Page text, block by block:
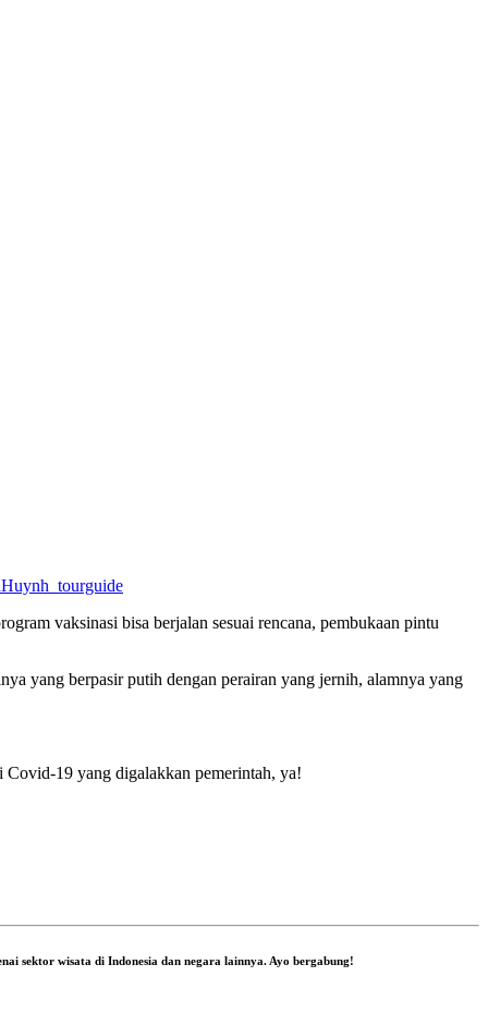
vaksinasi bisa berjalan sesuai rencana, pembukaan pintu
yang berpasir putih dengan perairan yang jernih, alamnya yang
Covid-19 yang digalakkan pemerintah, ya!
sektor wisata di Indonesia dan negara lainnya. Ayo bergabung!